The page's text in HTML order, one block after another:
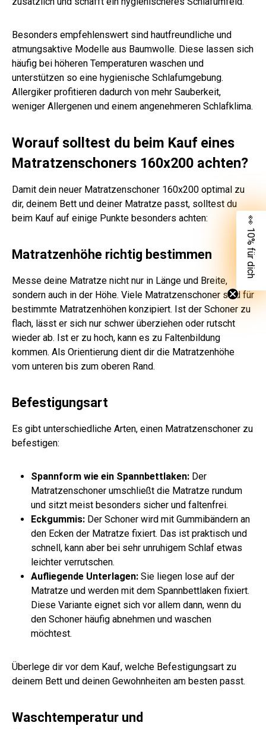
Besonders empfehlenswert sind hautfreundliche und
atmungsaktive Modelle aus Baumwolle. Diese lassen sich
häufig bei höheren Temperaturen waschen und
unterstützen so eine hygienische Schlafumgebung.
Allergiker profitieren dadurch von mehr Sauberkeit,
weniger Allergenen und einem angenehmeren Schlafklima.
Worauf solltest du beim Kauf eines
Matratzenschoners 160x200 achten?
Damit dein neuer Matratzenschoner 160x200 optimal zu
dir, deinem Bett und deiner Matratze passt, solltest du
beim Kauf auf einige Punkte besonders achten:
Matratzenhöhe richtig bestimmen
Messe deine Matratze nicht nur in Länge und Breite,
sondern auch in der Höhe. Viele Matratzenschoner sind für
bestimmte Matratzenhöhen konzipiert. Ist der Schoner zu
flach, lässt er sich nur schwer überziehen oder rutscht
wieder ab. Ist er zu hoch, kann es zu Faltenbildung
kommen. Als Orientierung dient dir die Matratzenhöhe
vom unteren bis zum oberen Rand.
Befestigungsart
Es gibt unterschiedliche Arten, einen Matratzenschoner zu
befestigen:
Spannform wie ein Spannbettlaken: Der
Matratzenschoner umschließt die Matratze rundum
und sitzt meist besonders sicher und faltenfrei.
Eckgummis: Der Schoner wird mit Gummibändern an
den Ecken der Matratze fixiert. Das ist praktisch und
schnell, kann aber bei sehr unruhigem Schlaf etwas
leichter verrutschen.
Aufliegende Unterlagen: Sie liegen lose auf der
Matratze und werden mit dem Spannbettlaken fixiert.
Diese Variante eignet sich vor allem dann, wenn du
den Schoner häufig abnehmen und waschen
möchtest.
Überlege dir vor dem Kauf, welche Befestigungsart zu
deinem Bett und deinen Gewohnheiten am besten passt.
Waschtemperatur und
👀 10% für dich